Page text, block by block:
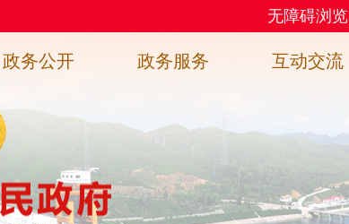
无障碍浏览
政务公开 政务服务 互动交流